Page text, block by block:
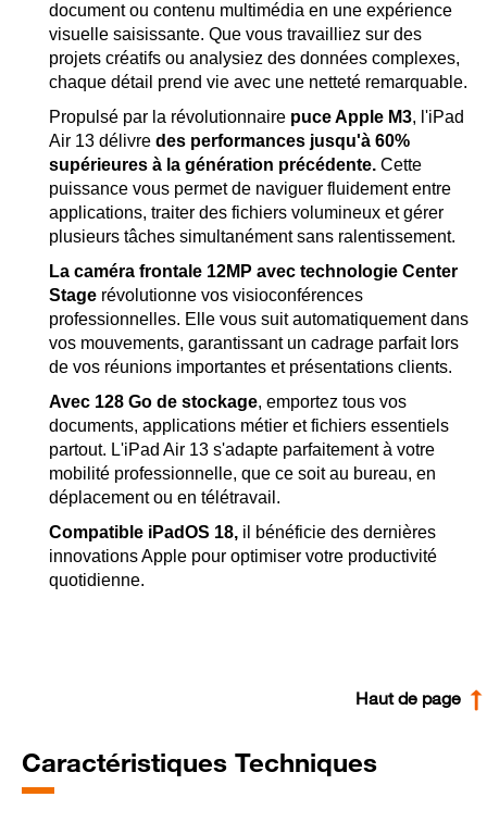
document ou contenu multimédia en une expérience
visuelle saisissante. Que vous travailliez sur des
projets créatifs ou analysiez des données complexes,
chaque détail prend vie avec une netteté remarquable.
Propulsé par la révolutionnaire puce Apple M3, l'iPad
Air 13 délivre des performances jusqu'à 60%
supérieures à la génération précédente. Cette
puissance vous permet de naviguer fluidement entre
applications, traiter des fichiers volumineux et gérer
plusieurs tâches simultanément sans ralentissement.
La caméra frontale 12MP avec technologie Center
Stage révolutionne vos visioconférences
professionnelles. Elle vous suit automatiquement dans
vos mouvements, garantissant un cadrage parfait lors
de vos réunions importantes et présentations clients.
Avec 128 Go de stockage, emportez tous vos
documents, applications métier et fichiers essentiels
partout. L'iPad Air 13 s'adapte parfaitement à votre
mobilité professionnelle, que ce soit au bureau, en
déplacement ou en télétravail.
Compatible iPadOS 18, il bénéficie des dernières
innovations Apple pour optimiser votre productivité
quotidienne.
Haut de page
Caractéristiques Techniques